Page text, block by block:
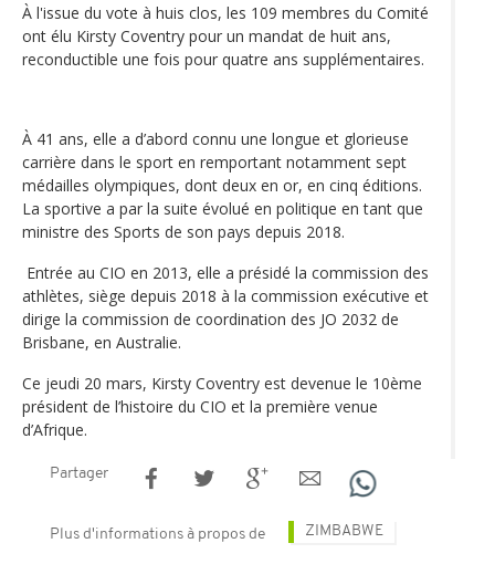
À l'issue du vote à huis clos, les 109 membres du Comité
ont élu Kirsty Coventry pour un mandat de huit ans,
reconductible une fois pour quatre ans supplémentaires.
À 41 ans, elle a d’abord connu une longue et glorieuse
carrière dans le sport en remportant notamment sept
médailles olympiques, dont deux en or, en cinq éditions.
La sportive a par la suite évolué en politique en tant que
ministre des Sports de son pays depuis 2018.
Entrée au CIO en 2013, elle a présidé la commission des
athlètes, siège depuis 2018 à la commission exécutive et
dirige la commission de coordination des JO 2032 de
Brisbane, en Australie.
Ce jeudi 20 mars, Kirsty Coventry est devenue le 10ème
président de l’histoire du CIO et la première venue
d’Afrique.
Partager
Plus d'informations à propos de ZIMBABWE